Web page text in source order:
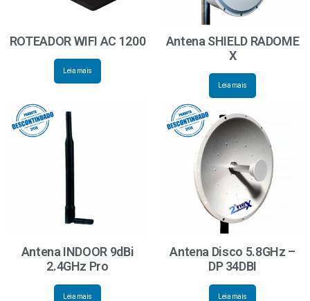
ROTEADOR WIFI AC 1200
Leia mais
Antena SHIELD RADOME
X
Leia mais
Antena INDOOR 9dBi
2.4GHz Pro
Leia mais
Antena Disco 5.8GHz –
DP 34DBI
Leia mais